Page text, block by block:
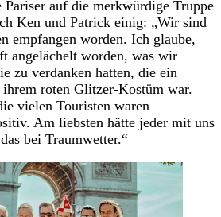
auf die merkwürdige Truppe
Ken und Patrick einig: „Wir sind
empfangen worden. Ich glaube,
angelächelt worden, was wir
zu verdanken hatten, die ein
roten Glitzer-Kostüm war.
vielen Touristen waren
Am liebsten hätte jeder mit uns
bei Traumwetter.“